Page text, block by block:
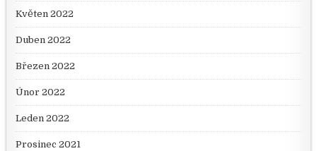
Květen 2022
Duben 2022
Březen 2022
Únor 2022
Leden 2022
Prosinec 2021